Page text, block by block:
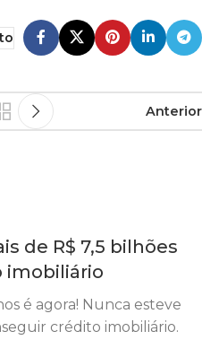
Anterior
de R$ 7,5 bilhões
imobiliário
é agora! Nunca esteve
crédito imobiliário.